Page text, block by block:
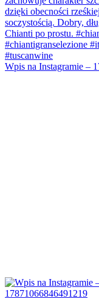
Wpis na Instagramie –